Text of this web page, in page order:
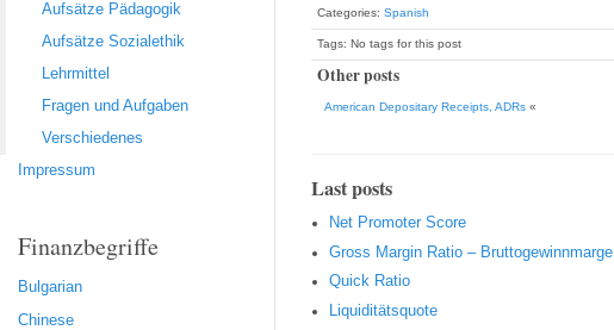
Aufsätze Pädagogik
Aufsätze Sozialethik
Lehrmittel
Fragen und Aufgaben
Verschiedenes
Impressum
Finanzbegriffe
Bulgarian
Chinese
Categories: Spanish
Tags: No tags for this post
Other posts
American Depositary Receipts, ADRs «
Last posts
Net Promoter Score
Gro ss Margin Ratio – Bruttogewinnmarge
Quic k Ratio
Liquiditätsquote